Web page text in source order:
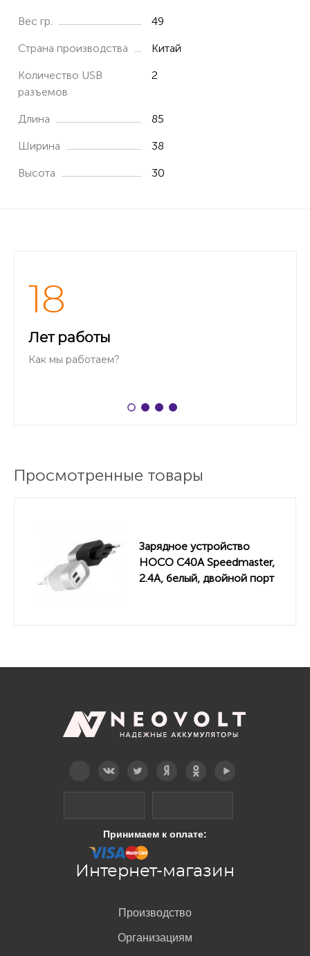
Вес гр. 49
Страна производства Китай
Количество USB
разъемов
2
Длина 85
Ширина 38
Высота 30
18
Лет работы
Как мы работаем?
Просмотренные товары
Зарядное устройство
HOCO C40A Speedmaster,
2.4A, белый, двойной порт
Принимаем к оплате:
Интернет-магазин
Производство
Организациям